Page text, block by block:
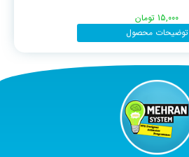
15,000 تومان
توضیحات محصول